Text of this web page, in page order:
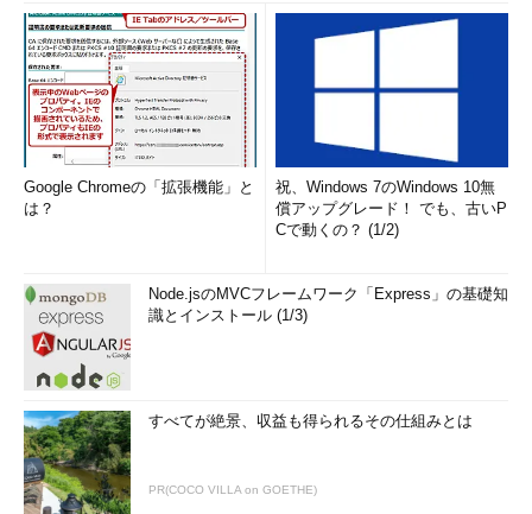
Google Chromeの「拡張機能」と
は？
祝、Windows 7のWindows 10無
償アップグレード！ でも、古いP
Cで動くの？ (1/2)
Node.jsのMVCフレームワーク「Express」の基礎知
識とインストール (1/3)
すべてが絶景、収益も得られるその仕組みとは
PR(COCO VILLA on GOETHE)